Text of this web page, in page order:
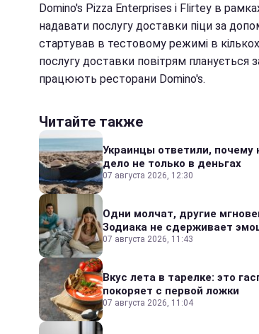
Domino's Pizza Enterprises і Flirtey в
надавати послугу доставки піци за
стартував в тестовому режимі в
послугу доставки повітрям планується
працюють ресторани Domino's.
Читайте также
Украинцы ответили, почему
дело не только в деньгах
07 августа 2026, 12:30
Одни молчат, другие
Зодиака не сдерживает
07 августа 2026, 11:43
Вкус лета в тарелке: это
покоряет с первой ложки
07 августа 2026, 11:04